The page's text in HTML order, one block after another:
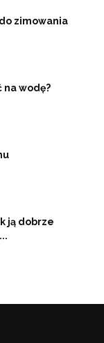
zimowania
na wodę?
ją dobrze